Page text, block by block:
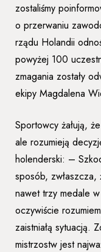
zostaliśmy
o przerwaniu
rządu Holandii
powyżej 100
zmagania zostały
ekipy Magdalena
Sportowcy żałują,
ale rozumieją
holenderski: –
sposób, zwłaszcza,
nawet trzy medale
oczywiście
zaistniałą sytuacją.
mistrzostw jest